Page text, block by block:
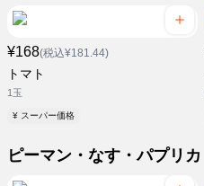
¥168(税込¥181.44)
トマト
1玉
¥ スーパー価格
ピーマン・なす・パプリカ